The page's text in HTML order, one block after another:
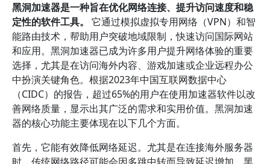
黑洞加速器是一种旨在优化网络连接、提升访问速度和稳
定性的软件工具。
它通过模拟虚拟专用网络（VPN）和智
能路由技术，帮助用户突破地域限制，快速访问国际网站
和应用。黑洞加速器已成为许多用户提升网络体验的重要
选择，尤其是在访问海外内容、游戏加速或企业远程办公
中扮演关键角色。根据2023年中国互联网数据中心
（CIDC）的报告，超过65%的用户在使用加速器软件以改
善网络质量，显示出其广泛的需求和实用价值。黑洞加速
器的核心功能主要体现在以下几个方面。
首先，它能有效降低网络延迟。尤其是在连接海外服务器